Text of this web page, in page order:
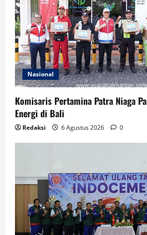
Nasional
Komisaris Pertamina Patra Niaga
Energi di Bali
Redaksi 6 Agustus 2026 0